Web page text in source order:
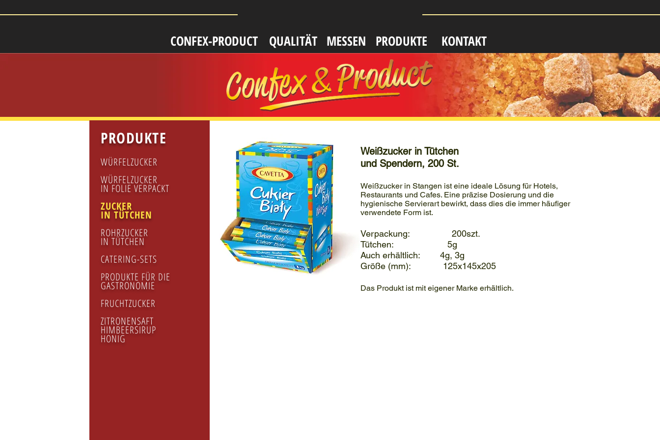
CONFEX-PRODUCT QUALITӒT MESSEN PRODUKTE KONTAKT
Weißzucker in Tütchen
und Spendern, 200 St.
Weißzucker in Stangen ist eine ideale Lösung für Hotels,
Restaurants und Cafes. Eine präzise Dosierung und die
hygienische Servierart bewirkt, dass dies die immer häufiger
verwendete Form ist.
Verpackung: 200szt.
Tütchen: 5g
Auch erhältlich: 4g, 3g
Größe (mm): 125x145x205
Das Produkt ist mit eigener Marke erhältlich.
WÜRFELZUCKER
WÜRFELZUCKER
IN FOLIE VERPACKT
ZUCKER
IN TÜTCHEN
ROHRZUCKER
IN TÜTCHEN
CATERING-SETS
PRODUKTE FÜR DIE
GASTRONOMIE
FRUCHTZUCKER
ZITRONENSAFT
HIMBEERSIRUP
HONIG
PRODUKTE